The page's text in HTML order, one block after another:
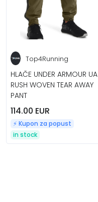
Top4Running
HLAČE UNDER ARMOUR UA
RUSH WOVEN TEAR AWAY
PANT
114.00 EUR
⚡️ Kupon za popust
in stock